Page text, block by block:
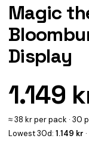
Magic
Display
1.149
≈ 38 kr per pack · 30
Lowest 30d: 1.149 kr